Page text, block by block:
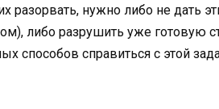
разорвать, нужно либо не дать
либо разрушить уже готовую
способов справиться с этой